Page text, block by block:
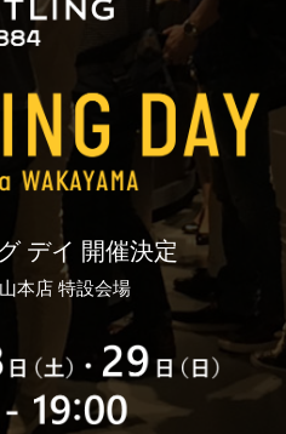
デイ 開催決定
本店 特設会場